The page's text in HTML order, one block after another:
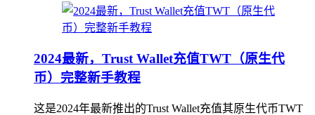
2024最新，Trust Wallet充值TWT（原生代
币）完整新手教程
这是2024年最新推出的Trust Wallet充值其原生代币TWT